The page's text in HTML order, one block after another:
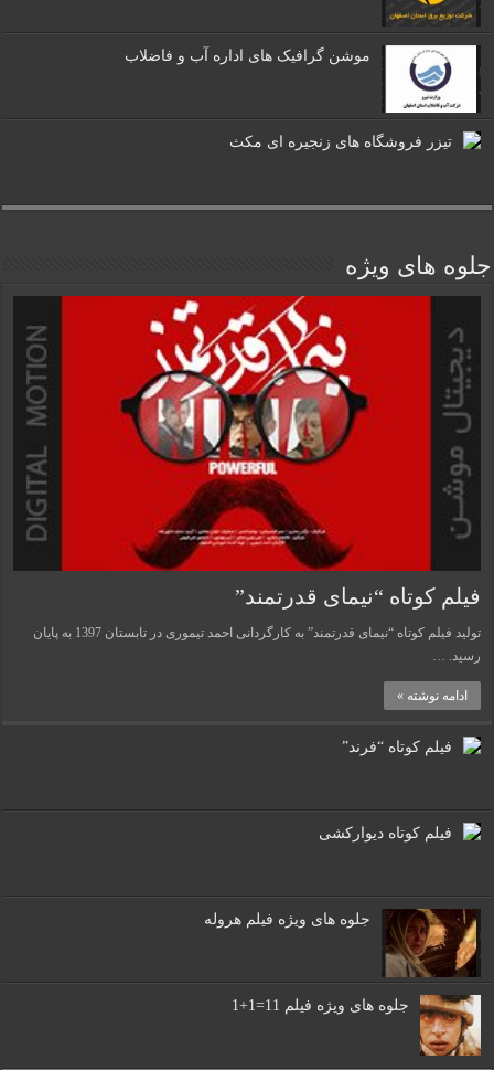
موشن گرافیک های اداره آب و فاضلاب
تیزر فروشگاه های زنجیره ای مکث
جلوه های ویژه
فیلم کوتاه “نیمای قدرتمند”
تولید فیلم کوتاه “نیمای قدرتمند” به کارگردانی احمد تیموری در تابستان 1397 به پایان
رسید. …
ادامه نوشته »
فیلم کوتاه “فرند”
فیلم کوتاه دیوارکشی
جلوه های ویژه فیلم هروله
جلوه های ویژه فیلم 11=1+1